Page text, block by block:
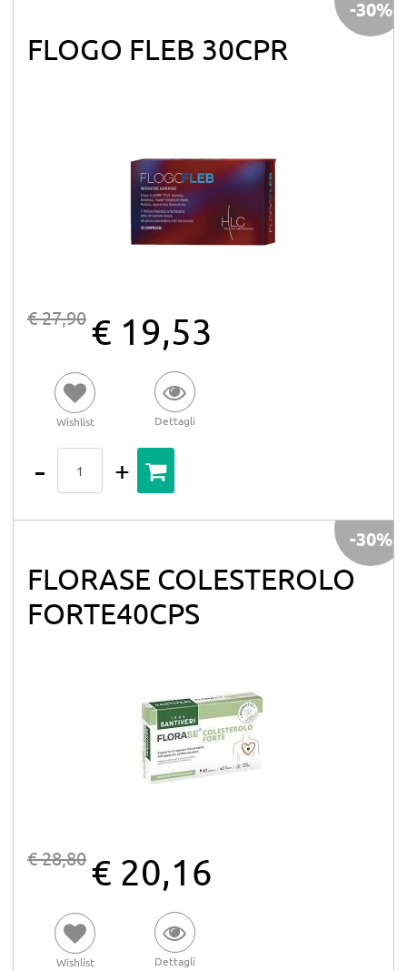
FLOGO FLEB 30CPR
€ 27,90 € 19,53
Wishlist Dettagli
-30%
FLORASE COLESTEROLO
FORTE40CPS
€ 28,80 € 20,16
Wishlist Dettagli
-30%